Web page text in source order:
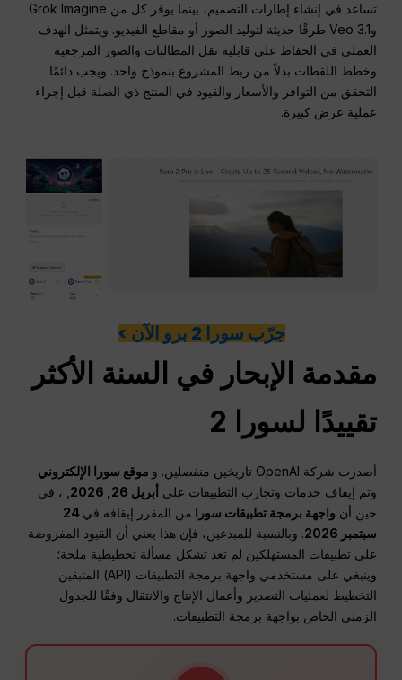
تساعد في إنشاء إطارات التصميم، بينما يوفر كل من Grok Imagine
وVeo 3.1 طرقًا حديثة لتوليد الصور أو مقاطع الفيديو. ويتمثل الهدف
العملي في الحفاظ على قابلية نقل المطالبات والصور المرجعية
وخطط اللقطات بدلاً من ربط المشروع بنموذج واحد. ويجب دائمًا
التحقق من التوافر والأسعار والقيود في المنتج ذي الصلة قبل إجراء
عملية عرض كبيرة.
جرّب سورا 2 برو الآن >
مقدمة الإبحار في السنة الأكثر
تقييدًا لسورا 2
أصدرت شركة OpenAI تاريخين منفصلين. و
موقع سورا الإلكتروني
وتم إيقاف خدمات وتجارب التطبيقات على أبريل 26, 2026
, ، في
حين أن واجهة برمجة تطبيقات سورا من المقرر إيقافه في 24
سبتمبر 2026
. وبالنسبة للمبدعين، فإن هذا يعني أن القيود المفروضة
على تطبيقات المستهلكين لم تعد تشكل مسألة تخطيطية ملحة؛
وينبغي على مستخدمي واجهة برمجة التطبيقات (API) المتبقين
التخطيط لعمليات التصدير وأعمال الإنتاج والانتقال وفقًا للجدول
الزمني الخاص بواجهة برمجة التطبيقات.